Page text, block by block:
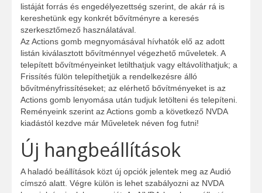
listáját forrás és engedélyezettség szerint, de akár rá is
kereshetünk egy konkrét bővítményre a keresés
szerkesztőmező használatával.
Az Actions gomb megnyomásával hívhatók elő az adott
listán kiválasztott bővítménnyel végezhető műveletek. A
telepített bővítményeinket letilthatjuk vagy eltávolíthatjuk; a
Frissítés fülön telepíthetjük a rendelkezésre álló
bővítményfrissítéseket; az elérhető bővítményeket is az
Actions gomb lenyomása után tudjuk letölteni és telepíteni.
Reményeink szerint az Actions gomb a következő NVDA
kiadástól kezdve már Műveletek néven fog futni!
Új hangbeállítások
A haladó beállítások közt új opciók jelentek meg az Audió
címszó alatt. Végre külön is lehet szabályozni az NVDA